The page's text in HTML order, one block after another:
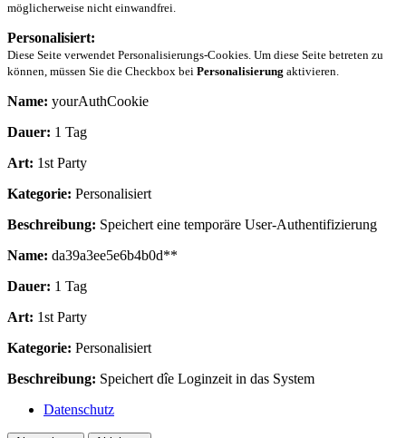
möglicherweise nicht einwandfrei.
Personalisiert:
Diese Seite verwendet Personalisierungs-Cookies. Um diese Seite betreten zu
können, müssen Sie die Checkbox bei Personalisierung aktivieren.
Name: yourAuthCookie
Dauer: 1 Tag
Art: 1st Party
Kategorie: Personalisiert
Beschreibung: Speichert eine temporäre User-Authentifizierung
Name: da39a3ee5e6b4b0d**
Dauer: 1 Tag
Art: 1st Party
Kategorie: Personalisiert
Beschreibung: Speichert dîe Loginzeit in das System
Datenschutz